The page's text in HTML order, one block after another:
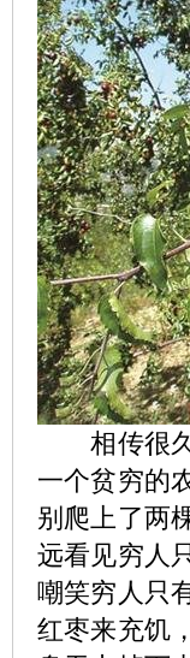
相传很久
一个贫穷的
别爬上了两
远看见穷人
嘲笑穷人只
红枣来充饥